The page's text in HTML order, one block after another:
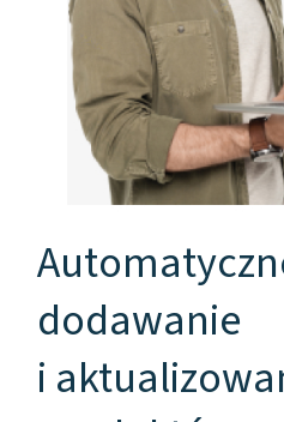
dodawanie
i